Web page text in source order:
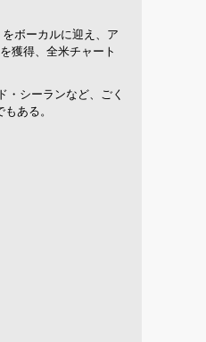
ボーカルに迎え、ア
獲得、全米チャート
・シーランなど、ごく
ある。